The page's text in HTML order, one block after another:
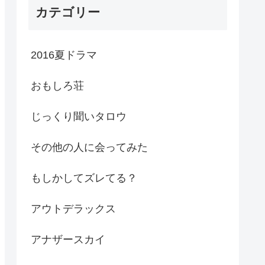
カテゴリー
2016夏ドラマ
おもしろ荘
じっくり聞いタロウ
その他の人に会ってみた
もしかしてズレてる？
アウトデラックス
アナザースカイ